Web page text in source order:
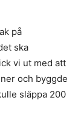
på
ska
vi ut med att
och byggde
släppa 200